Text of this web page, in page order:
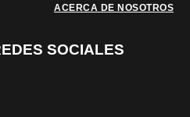
ACERCA DE NOSOTROS
SOCIALES